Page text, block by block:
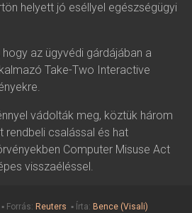
helyett jó eséllyel egészségügyi
az ügyvédi gárdájában a
Take-Two Interactive
vádolták meg, köztük három
rendbeli csalással és hat
Computer Misuse Act
visszaéléssel.
Forrás: Reuters ▪ Írta: Bence (Visali)